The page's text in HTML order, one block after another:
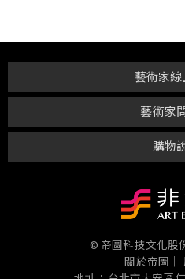
購物
藝術家
藝術家
© 帝圖科技文化股
關於帝圖｜